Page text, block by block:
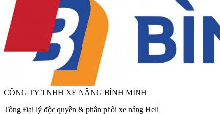
CÔNG TY TNHH XE NÂNG BÌNH MINH
Tổng Đại lý độc quyền & phân phối xe nâng Heli